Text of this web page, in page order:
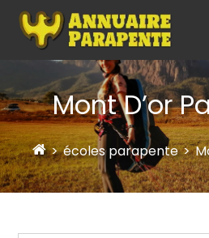
Mont D’or
> écoles parapente >